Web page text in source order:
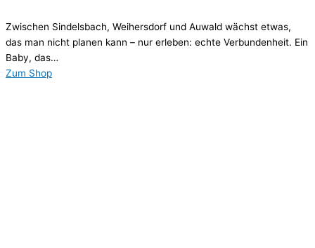
Zwischen Sindelsbach, Weihersdorf und Auwald wächst etwas,
das man nicht planen kann – nur erleben: echte Verbundenheit. Ein
Baby, das…
Zum Shop